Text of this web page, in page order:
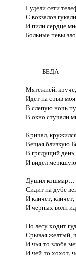
Гудели сети
С вокзалов
И пили сердце
Больные певы
           БЕДА
Мятежней,
Идет на срыв моя
В слепую ночь
В окно стучали
Кричал,
Вещая близкую
В грядущий день
И видел меркшую
Душил кошмар…
Сидит на дубе
И кличет, кличет,
И черных волн
По лесу ходит
Срывая желтый,
И чья-то злоба
И чей-то хохот,